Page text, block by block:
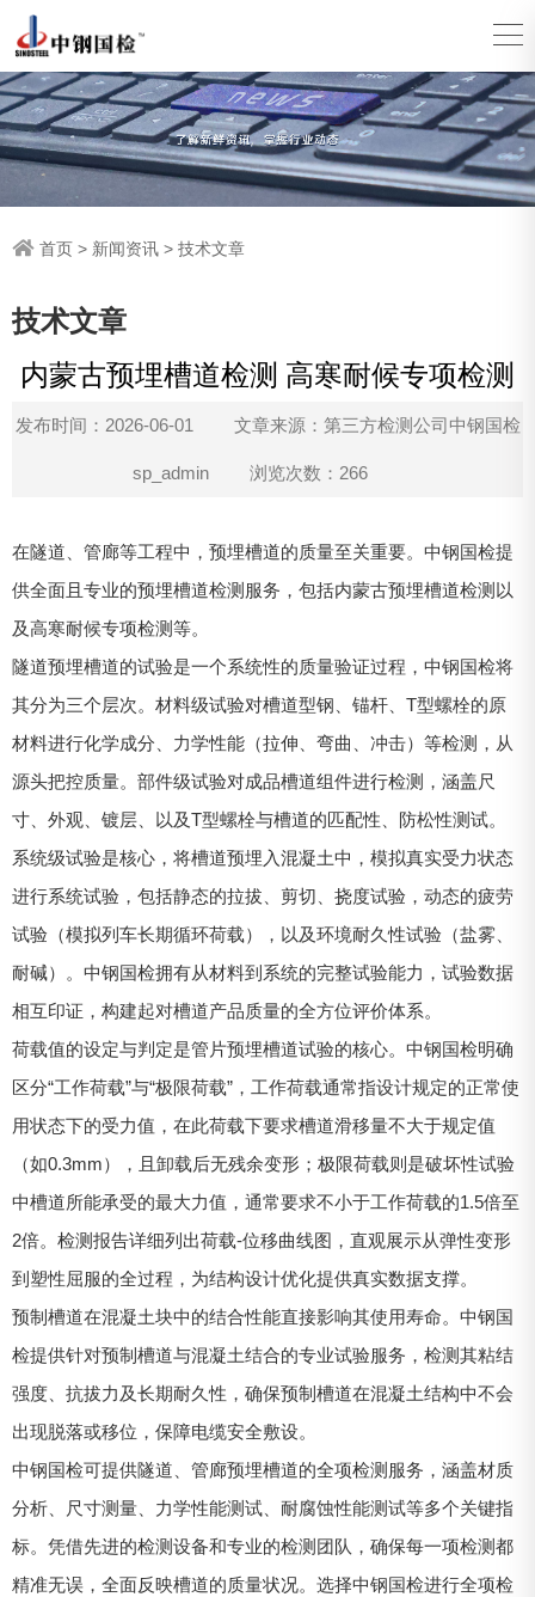
首页 > 新闻资讯 > 技术文章
技术文章
内蒙古预埋槽道检测 高寒耐候专项检测
发布时间：2026-06-01 文章来源：第三方检测公司中钢国检
sp_admin 浏览次数：266
在隧道、管廊等工程中，预埋槽道的质量至关重要。中钢国检提
供全面且专业的预埋槽道检测服务，包括内蒙古预埋槽道检测以
及高寒耐候专项检测等。
隧道预埋槽道的试验是一个系统性的质量验证过程，中钢国检将
其分为三个层次。材料级试验对槽道型钢、锚杆、T型螺栓的原
材料进行化学成分、力学性能（拉伸、弯曲、冲击）等检测，从
源头把控质量。部件级试验对成品槽道组件进行检测，涵盖尺
寸、外观、镀层、以及T型螺栓与槽道的匹配性、防松性测试。
系统级试验是核心，将槽道预埋入混凝土中，模拟真实受力状态
进行系统试验，包括静态的拉拔、剪切、挠度试验，动态的疲劳
试验（模拟列车长期循环荷载），以及环境耐久性试验（盐雾、
耐碱）。中钢国检拥有从材料到系统的完整试验能力，试验数据
相互印证，构建起对槽道产品质量的全方位评价体系。
荷载值的设定与判定是管片预埋槽道试验的核心。中钢国检明确
区分“工作荷载”与“极限荷载”，工作荷载通常指设计规定的正常使
用状态下的受力值，在此荷载下要求槽道滑移量不大于规定值
（如0.3mm），且卸载后无残余变形；极限荷载则是破坏性试验
中槽道所能承受的最大力值，通常要求不小于工作荷载的1.5倍至
2倍。检测报告详细列出荷载-位移曲线图，直观展示从弹性变形
到塑性屈服的全过程，为结构设计优化提供真实数据支撑。
预制槽道在混凝土块中的结合性能直接影响其使用寿命。中钢国
检提供针对预制槽道与混凝土结合的专业试验服务，检测其粘结
强度、抗拔力及长期耐久性，确保预制槽道在混凝土结构中不会
出现脱落或移位，保障电缆安全敷设。
中钢国检可提供隧道、管廊预埋槽道的全项检测服务，涵盖材质
分析、尺寸测量、力学性能测试、耐腐蚀性能测试等多个关键指
标。凭借先进的检测设备和专业的检测团队，确保每一项检测都
精准无误，全面反映槽道的质量状况。选择中钢国检进行全项检